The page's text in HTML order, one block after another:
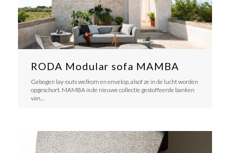
RODA Modular sofa MAMBA
Gebogen lay-outs welkom en envelop, alsof ze in de lucht worden
opgeschort. MAMBA is de nieuwe collectie gestoffeerde banken
van…